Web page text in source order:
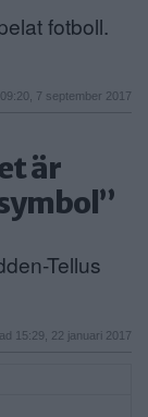
fotboll.
7 september 2017
är
Tellus
15:29, 22 januari 2017